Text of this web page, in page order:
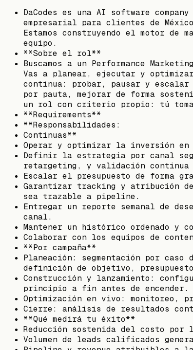
DaCodes es una AI software
empresarial para clientes de
Estamos construyendo el motor de
equipo.
**Sobre el rol**
Buscamos a un Performance
Vas a planear, ejecutar y optimizar
continua: probar, pausar y
por pauta, mejorar de forma
un rol con criterio propio: tú
**Requirements**
**Responsabilidades:
Continuas**
Operar y optimizar la inversión en
Definir la estrategia por canal
retargeting, y validación continua
Escalar el presupuesto de forma
Garantizar tracking y atribución
sea trazable a pipeline.
Entregar un reporte semanal de
canal.
Mantener un histórico ordenado y
Colaborar con los equipos de
**Por campaña**
Planeación: segmentación por
definición de objetivo,
Construcción y lanzamiento:
principio a fin antes de encender.
Optimización en vivo: monitoreo,
Cierre: análisis de resultados
**Qué medirá tu éxito**
Reducción sostenida del costo
Volumen de leads calificados